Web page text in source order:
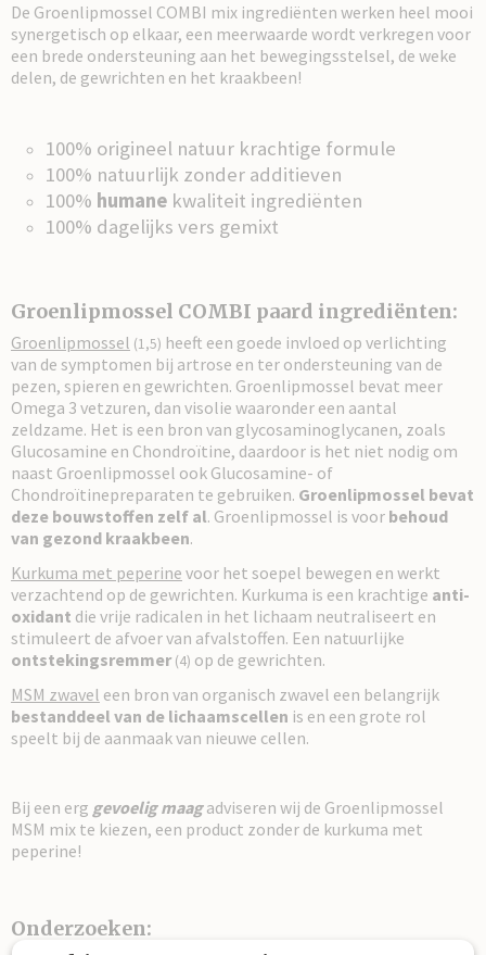
De Groenlipmossel COMBI mix ingrediënten werken heel mooi
synergetisch op elkaar, een meerwaarde wordt verkregen voor
een brede ondersteuning aan het bewegingsstelsel, de weke
delen, de gewrichten en het kraakbeen!
100% origineel natuur krachtige formule
100% natuurlijk zonder additieven
100% humane kwaliteit ingrediënten
100% dagelijks vers gemixt
Groenlipmossel COMBI paard ingrediënten:
Groenlipmossel (1,5) heeft een goede invloed op verlichting
van de symptomen bij artrose en ter ondersteuning van de
pezen, spieren en gewrichten. Groenlipmossel bevat meer
Omega 3 vetzuren, dan visolie waaronder een aantal
zeldzame. Het is een bron van glycosaminoglycanen, zoals
Glucosamine en Chondroïtine, daardoor is het niet nodig om
naast Groenlipmossel ook Glucosamine- of
Chondroïtinepreparaten te gebruiken. Groenlipmossel bevat
deze bouwstoffen zelf al. Groenlipmossel is voor behoud
van gezond kraakbeen.
Kurkuma met peperine voor het soepel bewegen en werkt
verzachtend op de gewrichten. Kurkuma is een krachtige anti-
oxidant die vrije radicalen in het lichaam neutraliseert en
stimuleert de afvoer van afvalstoffen. Een natuurlijke
ontstekingsremmer (4) op de gewrichten.
MSM zwavel een bron van organisch zwavel een belangrijk
bestanddeel van de lichaamscellen is en een grote rol
speelt bij de aanmaak van nieuwe cellen.
Bij een erg gevoelig maagadviseren wij de Groenlipmossel
MSM mix te kiezen, een product zonder de kurkuma met
peperine!
Onderzoeken: